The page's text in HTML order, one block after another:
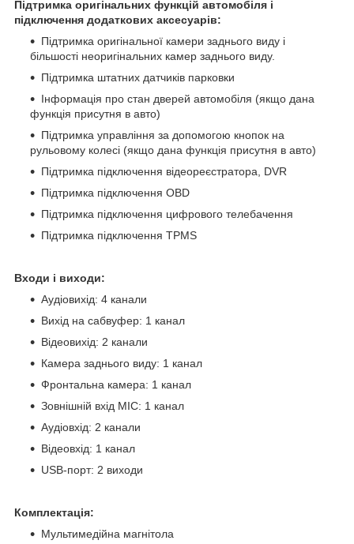
Підтримка оригінальних функцій автомобіля і
підключення додаткових аксесуарів:
Підтримка оригінальної камери заднього виду і
більшості неоригінальних камер заднього виду.
Підтримка штатних датчиків парковки
Інформація про стан дверей автомобіля (якщо дана
функція присутня в авто)
Підтримка управління за допомогою кнопок на
рульовому колесі (якщо дана функція присутня в авто)
Підтримка підключення відеореєстратора, DVR
Підтримка підключення OBD
Підтримка підключення цифрового телебачення
Підтримка підключення TPMS
Входи і виходи:
Аудіовихід: 4 канали
Вихід на сабвуфер: 1 канал
Відеовихід: 2 канали
Камера заднього виду: 1 канал
Фронтальна камера: 1 канал
Зовнішній вхід MIC: 1 канал
Аудіовхід: 2 канали
Відеовхід: 1 канал
USB-порт: 2 виходи
Комплектація:
Мультимедійна магнітола